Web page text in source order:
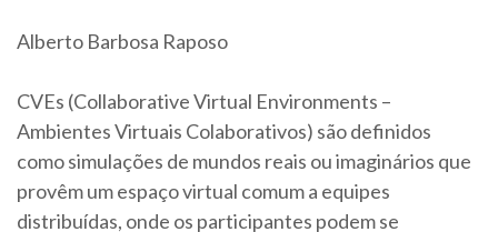
Alberto Barbosa Raposo
CVEs (Collaborative Virtual Environments –
Ambientes Virtuais Colaborativos) são definidos
como simulações de mundos reais ou imaginários que
provêm um espaço virtual comum a equipes
distribuídas, onde os participantes podem se